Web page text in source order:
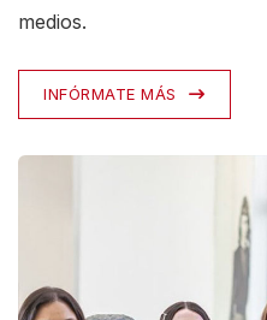
medios.
INFÓRMATE MÁS